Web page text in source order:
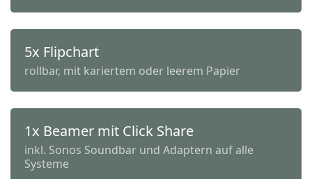
5x Flipchart
rollbar, mit kariertem oder leerem Papier
1x Beamer mit Click Share
inkl. Sonos Soundbar und Adaptern auf alle
Systeme